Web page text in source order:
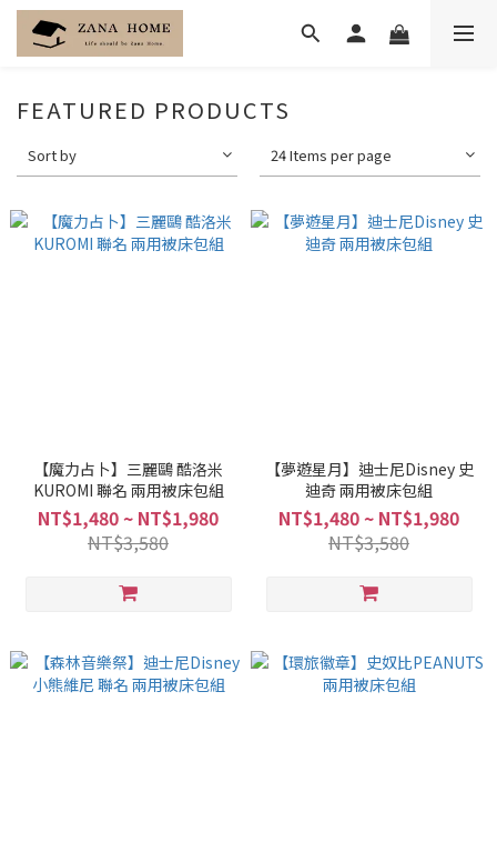
FEATURED PRODUCTS
Sort by 24 Items per page
【魔力占卜】三麗鷗 酷洛米
KUROMI 聯名 兩用被床包組
NT$1,480 ~ NT$1,980
NT$3,580
【夢遊星月】迪士尼Disney 史
迪奇 兩用被床包組
NT$1,480 ~ NT$1,980
NT$3,580